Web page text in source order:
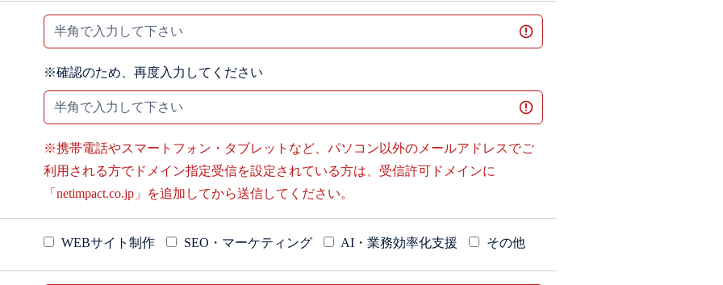
※確認のため、再度入力してください
※携帯電話やスマートフォン・タブレットなど、パソコン以外のメールアドレスでご
利用される方でドメイン指定受信を設定されている方は、受信許可ドメインに
「netimpact.co.jp」を追加してから送信してください。
WEBサイト制作 SEO・マーケティング AI・業務効率化支援 その他